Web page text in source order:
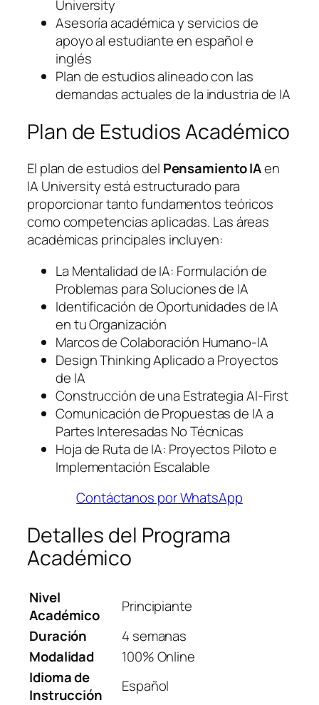
University
Asesoría académica y servicios de
apoyo al estudiante en español e
inglés
Plan de estudios alineado con las
demandas actuales de la industria de IA
Plan de Estudios Académico
El plan de estudios del Pensamiento IAen
IA University está estructurado para
proporcionar tanto fundamentos teóricos
como competencias aplicadas. Las áreas
académicas principales incluyen:
La Mentalidad de IA: Formulación de
Problemas para Soluciones de IA
Identificación de Oportunidades de IA
en tu Organización
Marcos de Colaboración Humano-IA
Design Thinking Aplicado a Proyectos
de IA
Construcción de una Estrategia AI-First
Comunicación de Propuestas de IA a
Partes Interesadas No Técnicas
Hoja de Ruta de IA: Proyectos Piloto e
Implementación Escalable
Contáctanos por WhatsApp
Detalles del Programa
Académico
Nivel
Académico
Principiante
Duración
4 semanas
Modalidad
100% Online
Idioma de
Instrucción
Español